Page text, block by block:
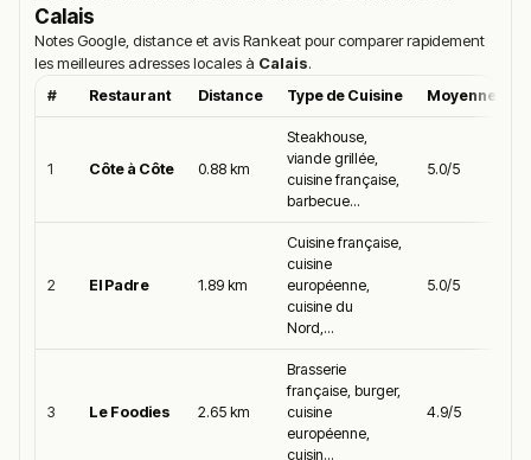
Calais
Notes Google, distance et avis Rankeat pour comparer rapidement
les meilleures adresses locales à Calais.
# Restaurant Distance Type de Cuisine Moyenne
1 Côte à Côte 0.88 km
Steakhouse,
viande grillée,
cuisine française,
barbecue...
5.0/5
2 El Padre 1.89 km
Cuisine française,
cuisine
européenne,
cuisine du
Nord,...
5.0/5
3 Le Foodies 2.65 km
Brasserie
française, burger,
cuisine
européenne,
cuisin...
4.9/5